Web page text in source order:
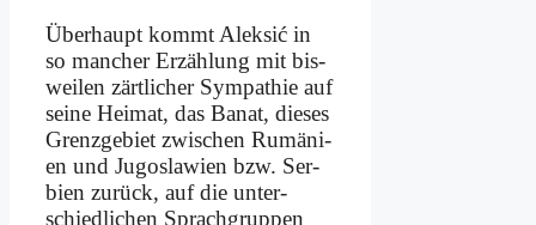
Über­haupt kommt Al­ek­sić in
so man­cher Er­zäh­lung mit bis­
wei­len zärt­li­cher Sym­pa­thie auf
sei­ne Hei­mat, das Ba­nat, die­ses
Grenz­ge­biet zwi­schen Ru­mä­ni­
en und Ju­go­sla­wi­en bzw. Ser­
bi­en zu­rück, auf die un­ter­
schied­li­chen Sprach­grup­pen